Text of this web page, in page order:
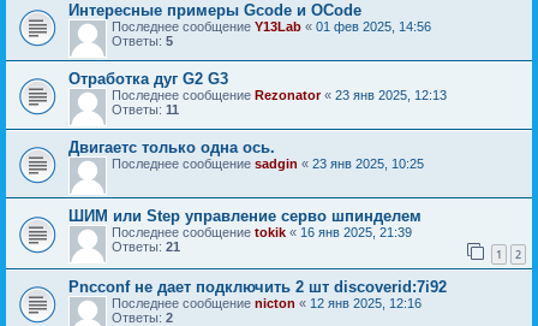
Интересные примеры Gcode и OCode
Последнее сообщение Y13Lab « 01 фев 2025, 14:56
Ответы: 5
Отработка дуг G2 G3
Последнее сообщение Rezonator« 23 янв 2025, 12:13
Ответы: 11
Двигаетс только одна ось.
Последнее сообщение sadgin « 23 янв 2025, 10:25
ШИМ или Step управление серво шпинделем
Последнее сообщение tokik « 16 янв 2025, 21:39
Ответы: 21 1 2
Pncconf не дает подключить 2 шт discoverid:7i92
Последнее сообщение nicton « 12 янв 2025, 12:16
Ответы: 2